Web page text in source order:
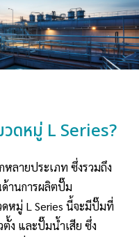
ดหมู่ L Series?
ลายประเภท ซึ่งรวมถึง
านการผลิตปั๊ม
หมู่ L Series นี้จะมีปั๊มที่
ง และปั๊มน้ำเสีย ซึ่ง